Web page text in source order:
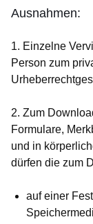
Ausnahmen:
1. Einzelne
Person zum
2. Zum
Formulare,
und in
dürfen die zum
auf einer